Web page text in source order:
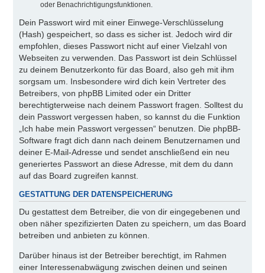
oder Benachrichtigungsfunktionen.
Dein Passwort wird mit einer Einwege-Verschlüsselung
(Hash) gespeichert, so dass es sicher ist. Jedoch wird dir
empfohlen, dieses Passwort nicht auf einer Vielzahl von
Webseiten zu verwenden. Das Passwort ist dein Schlüssel
zu deinem Benutzerkonto für das Board, also geh mit ihm
sorgsam um. Insbesondere wird dich kein Vertreter des
Betreibers, von phpBB Limited oder ein Dritter
berechtigterweise nach deinem Passwort fragen. Solltest du
dein Passwort vergessen haben, so kannst du die Funktion
„Ich habe mein Passwort vergessen“ benutzen. Die phpBB-
Software fragt dich dann nach deinem Benutzernamen und
deiner E-Mail-Adresse und sendet anschließend ein neu
generiertes Passwort an diese Adresse, mit dem du dann
auf das Board zugreifen kannst.
GESTATTUNG DER DATENSPEICHERUNG
Du gestattest dem Betreiber, die von dir eingegebenen und
oben näher spezifizierten Daten zu speichern, um das Board
betreiben und anbieten zu können.
Darüber hinaus ist der Betreiber berechtigt, im Rahmen
einer Interessenabwägung zwischen deinen und seinen